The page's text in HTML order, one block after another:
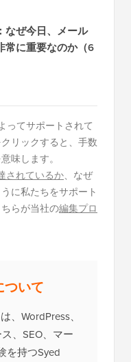
なぜ今日、メール
常に重要なのか（6
ってサポートされて
リックすると、手数
味します。
されているか、なぜ
に私たちをサポート
らが当社の編集プロ
ついて
、WordPress、
、SEO、マー
を持つSyed